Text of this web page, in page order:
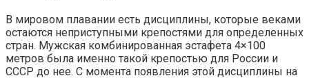
В мировом плавании есть дисциплины, которые веками
остаются неприступными крепостями для определенных
стран. Мужская комбинированная эстафета 4×100
метров была именно такой крепостью для России и
СССР до нее. С момента появления этой дисциплины на